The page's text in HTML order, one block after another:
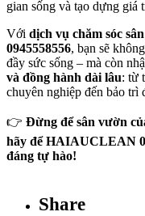
gian sống và tạo dựng giá
Với dịch vụ chăm sóc
0945558556, bạn sẽ
đầy sức sống – mà còn
và đồng hành dài lâu: từ
chuyên nghiệp đến bảo trì
👉 Đừng để sân vườn
hãy để HAIAUCLEAN
đáng tự hào!
Share